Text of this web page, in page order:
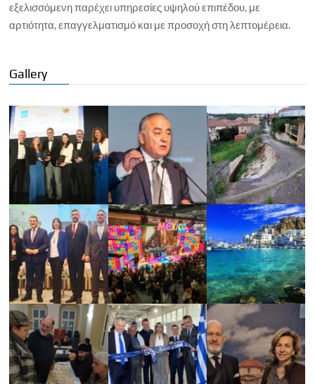
εξελισσόμενη παρέχει υπηρεσίες υψηλού επιπέδου, με
αρτιότητα, επαγγελματισμό και με προσοχή στη λεπτομέρεια.
Gallery